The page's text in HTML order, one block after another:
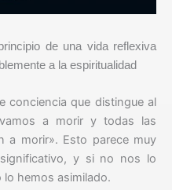
de una vida reflexiva
a la espiritualidad
conciencia que distingue al
a morir y todas las
a morir». Esto parece muy
y si no nos lo
lo hemos asimilado.